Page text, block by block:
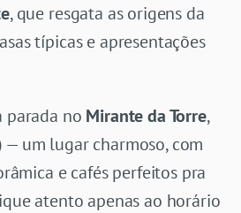
, que resgata as origens da
típicas e apresentações
parada no Mirante da Torre,
— um lugar charmoso, com
e cafés perfeitos pra
atento apenas ao horário